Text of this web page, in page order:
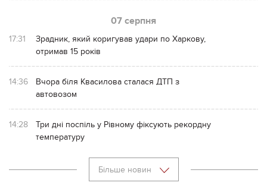
07 серпня
17:31
Зрадник, який коригував удари по Харкову,
отримав 15 років
14:36
Вчора біля Квасилова сталася ДТП з
автовозом
14:28
Три дні поспіль у Рівному фіксують рекордну
температуру
Більше новин